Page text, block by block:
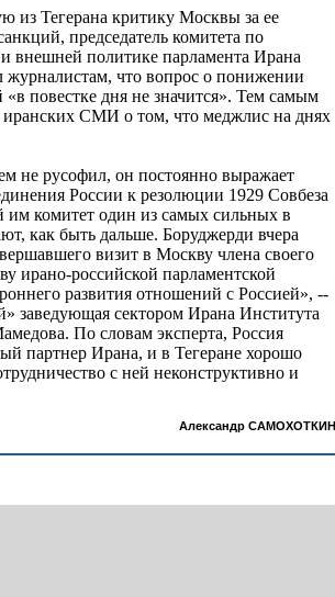
из Тегерана критику Москвы за ее
председатель комитета по
внешней политике парламента Ирана
журналистам, что вопрос о понижении
повестке дня не значится». Тем самым
иранских СМИ о том, что меджлис на днях
не русофил, он постоянно выражает
России к резолюции 1929 Совбеза
комитет один из самых сильных в
как быть дальше. Боруджерди вчера
визит в Москву члена своего
ирано-российской парламентской
развития отношений с Россией», --
заведующая сектором Ирана Института
По словам эксперта, Россия
партнер Ирана, и в Тегеране хорошо
с ней неконструктивно и
Александр САМОХОТКИН